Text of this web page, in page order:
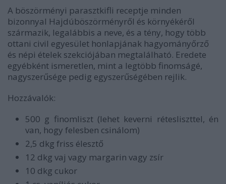
A böszörményi parasztkifli receptje minden
bizonnyal Hajdúböszörményről és környékéről
származik, legalábbis a neve, és a tény, hogy több
ottani civil egyesület honlapjának hagyományőrző
és népi ételek szekciójában megtalálható. Eredete
egyébként ismeretlen, mint a legtöbb finomságé,
nagyszerűsége pedig egyszerűségében rejlik.
Hozzávalók:
500 g finomliszt (lehet keverni rétesliszttel, én
van, hogy felesben csinálom)
2,5 dkg friss élesztő
12 dkg vaj vagy margarin vagy zsír
10 dkg cukor